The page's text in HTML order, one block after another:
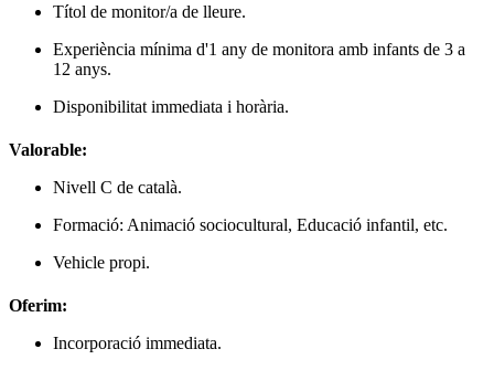
Títol de monitor/a de lleure.
Experiència mínima d'1 any de monitora amb infants de 3 a
12 anys.
Disponibilitat immediata i horària.
Valorable:
Nivell C de català.
Formació: Animació sociocultural, Educació infantil, etc.
Vehicle propi.
Oferim:
Incorporació immediata.